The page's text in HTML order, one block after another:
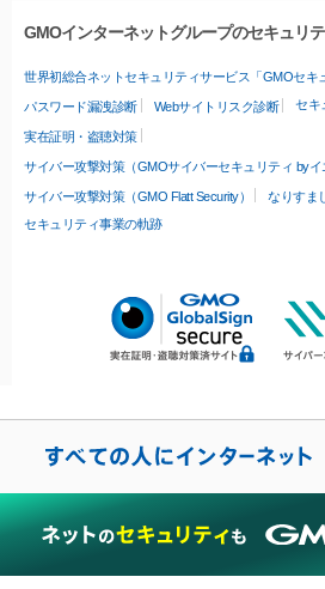
GMOインターネットグループのセキュリ
世界初総合ネットセキュリティサービス「GMOセキ
パスワード漏洩診断 Webサイトリスク診断 セキ
実在証明・盗聴対策
サイバー攻撃対策（GMOサイバーセキュリティ byイ
サイバー攻撃対策（GMO Flatt Security）
なりすま
セキュリティ事業の軌跡